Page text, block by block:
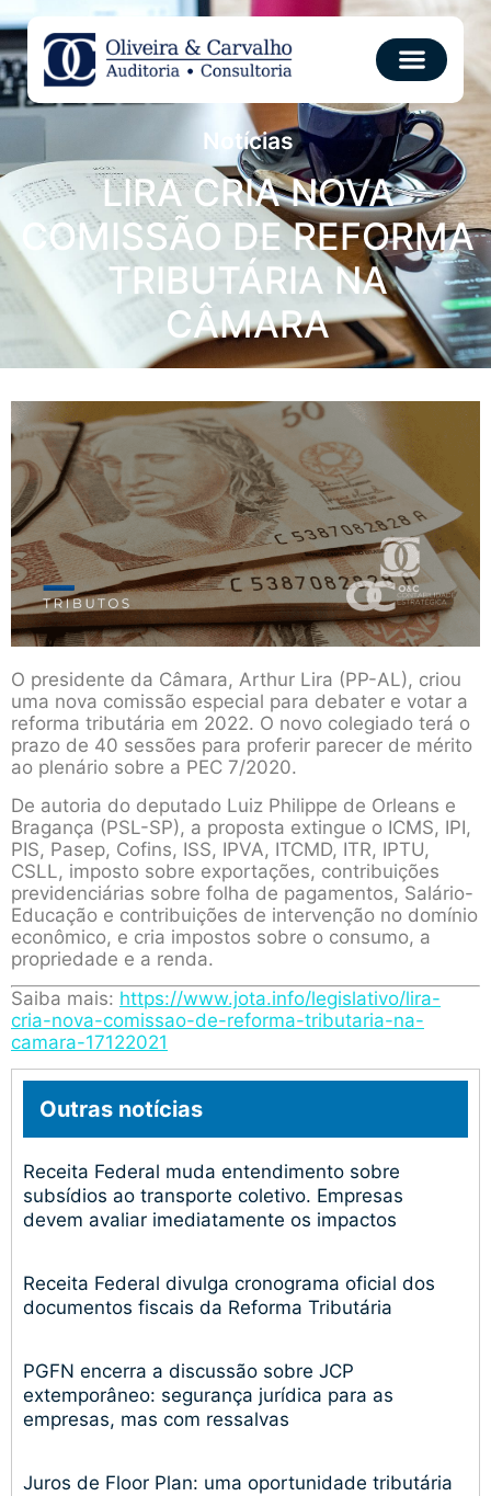
Notícias
LIRA CRIA NOVA
COMISSÃO DE REFORMA
TRIBUTÁRIA NA
CÂMARA
O presidente da Câmara, Arthur Lira (PP-AL), criou
uma nova comissão especial para debater e votar a
reforma tributária em 2022. O novo colegiado terá o
prazo de 40 sessões para proferir parecer de mérito
ao plenário sobre a PEC 7/2020.
De autoria do deputado Luiz Philippe de Orleans e
Bragança (PSL-SP), a proposta extingue o ICMS, IPI,
PIS, Pasep, Cofins, ISS, IPVA, ITCMD, ITR, IPTU,
CSLL, imposto sobre exportações, contribuições
previdenciárias sobre folha de pagamentos, Salário-
Educação e contribuições de intervenção no domínio
econômico, e cria impostos sobre o consumo, a
propriedade e a renda.
Saiba mais: https://www.jota.info/legislativo/lira-
cria-nova-comissao-de-reforma-tributaria-na-
camara-17122021
Outras notícias
Receita Federal muda entendimento sobre
subsídios ao transporte coletivo. Empresas
devem avaliar imediatamente os impactos
Receita Federal divulga cronograma oficial dos
documentos fiscais da Reforma Tributária
PGFN encerra a discussão sobre JCP
extemporâneo: segurança jurídica para as
empresas, mas com ressalvas
Juros de Floor Plan: uma oportunidade tributária